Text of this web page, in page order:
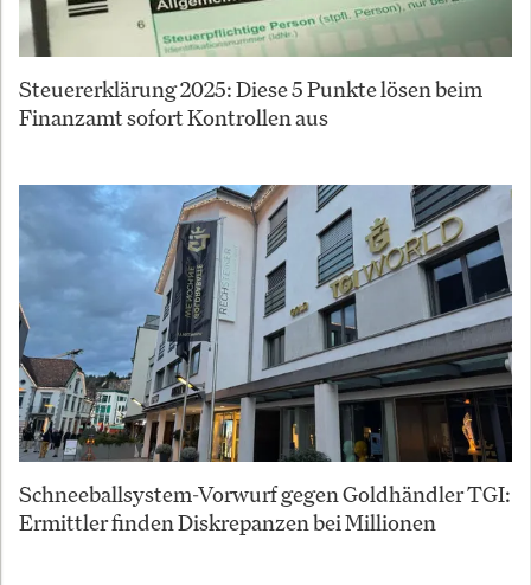
Steuererklärung 2025: Diese 5 Punkte lösen beim
Finanzamt sofort Kontrollen aus
Schneeballsystem-Vorwurf gegen Goldhändler TGI:
Ermittler finden Diskrepanzen bei Millionen